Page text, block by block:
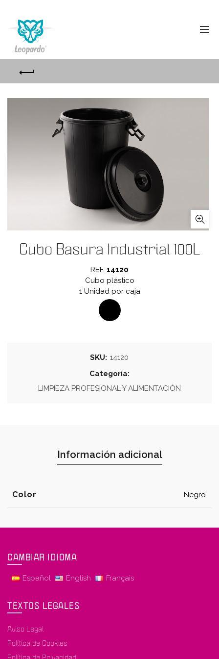
Cubo Basura Industrial 100L
REF. 14120
Cubo plástico
1 Unidad por caja
SKU: 14120
Categoría:
LIMPIEZA PROFESIONAL Y ALIMENTACIÓN
Información adicional
Color Negro
CAMBIAR IDIOMA
Español English Français
TEXTOS LEGALES
Aviso Legal
Política de Cookies